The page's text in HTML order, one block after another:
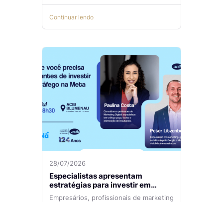
Continuar lendo
28/07/2026
Especialistas apresentam
estratégias para investir em
tráfego pago com mais eficiência
Empresários, profissionais de marketing